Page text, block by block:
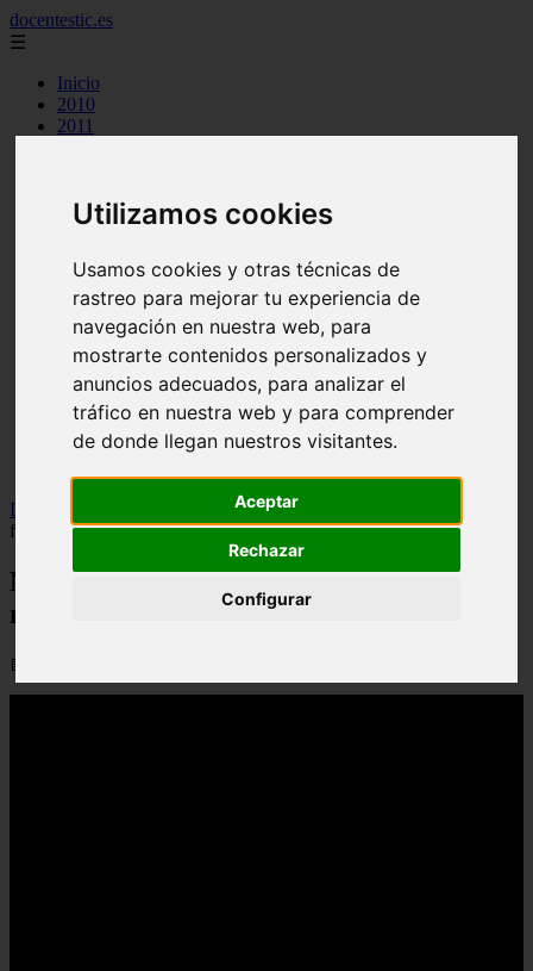
Utilizamos cookies
Usamos cookies y otras técnicas de
rastreo para mejorar tu experiencia de
navegación en nuestra web, para
mostrarte contenidos personalizados y
anuncios adecuados, para analizar el
tráfico en nuestra web y para comprender
de donde llegan nuestros visitantes.
Aceptar
Rechazar
Configurar
docentestic.es
☰
Inicio
2010
2011
2016
cuidado y mantenimiento de la flauta
curiosidades sobre la flauta
eventos y conciertos de flauta
interpretes destacados de flauta
musica para flauta
noticias sobre flauta
partituras para flauta
recursos para aprender a tocar la flauta
tecnicas de flauta
Inicio
Notas para flauta (ES): Loca (Shakira), notas para
flauta
Notas para flauta (ES): Loca (Shakira),
notas para flauta
📅 02/09/2025